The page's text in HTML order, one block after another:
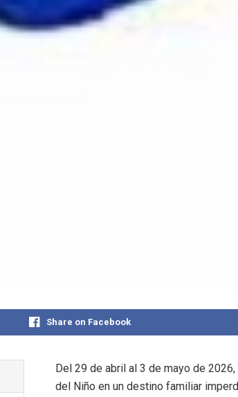
Share on Facebook
Del 29 de abril al 3 de mayo de
del Niño en un destino familiar